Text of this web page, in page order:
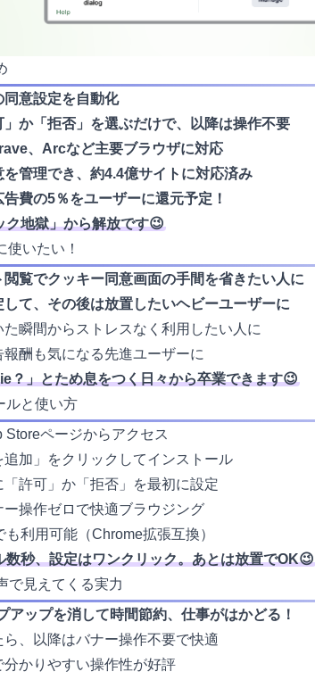
同意設定を自動化
」か「拒否」を選ぶだけで、以降は操作不要
、Arcなど主要ブラウザに対応
を管理でき、約4.4億サイトに対応済み
費の5％をユーザーに還元予定！
ク地獄」から解放です😉
使いたい！
覧でクッキー同意画面の手間を省きたい人に
て、その後は放置したいヘビーユーザーに
瞬間からストレスなく利用したい人に
酬も気になる先進ユーザーに
？」とため息をつく日々から卒業できます😉
ルと使い方
Storeページからアクセス
追加」をクリックしてインストール
許可」か「拒否」を最初に設定
ー操作ゼロで快適ブラウジング
も利用可能（Chrome拡張互換）
数秒、設定はワンクリック。あとは放置でOK😉
見えてくる実力
アップを消して時間節約、仕事がはかどる！
、以降はバナー操作不要で快適
分かりやすい操作性が好評